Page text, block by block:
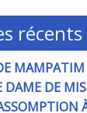
récents